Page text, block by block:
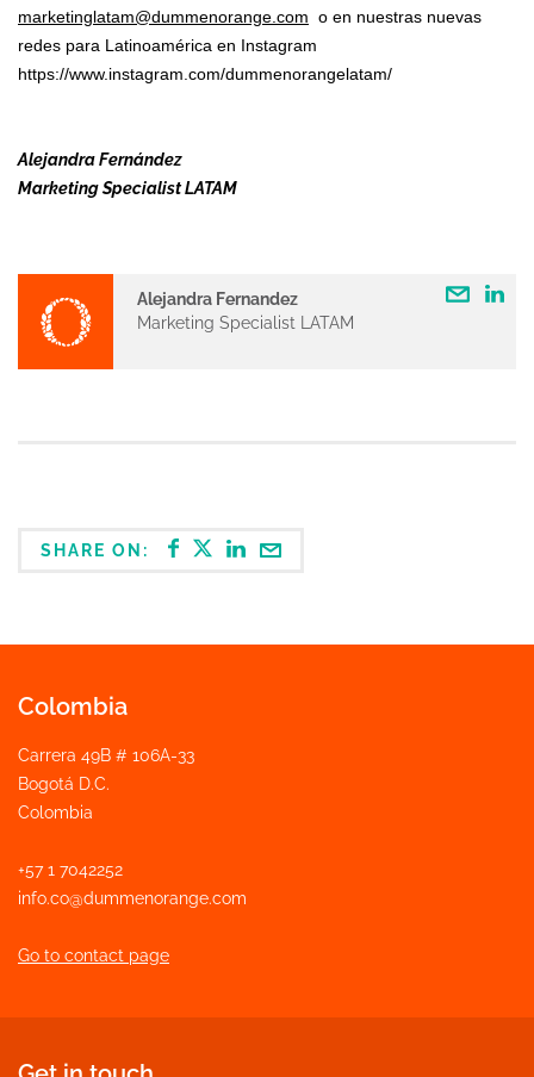
marketinglatam@dummenorange.com o en nuestras nuevas
redes para Latinoamérica en Instagram
https://www.instagram.com/dummenorangelatam/
Alejandra Fernández
Marketing Specialist LATAM
Alejandra Fernandez
Marketing Specialist LATAM
SHARE ON:
Colombia
Carrera 49B # 106A-33
Bogotá D.C.
Colombia
+57 1 7042252
info.co@dummenorange.com
Go to contact page